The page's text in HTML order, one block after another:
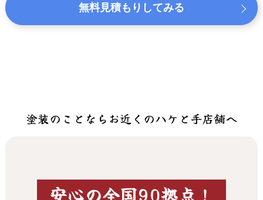
無料見積もりしてみる
塗装のことならお近くのハケと手店舗へ
安心の全国90拠点！